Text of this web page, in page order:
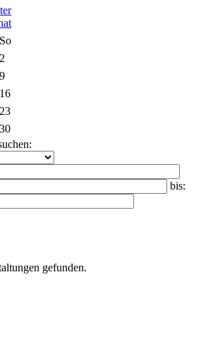
So
2
9
16
23
30
bis:
gefunden.